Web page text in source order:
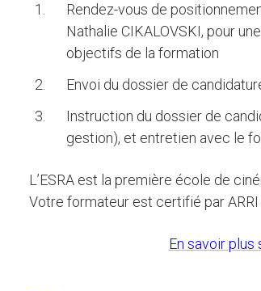
Rendez-vous de
Nathalie CIKALOVSKI, pour
objectifs de la formation
Envoi du dossier de
Instruction du dossier de
gestion), et entretien avec le
L’ESRA est la première école de
Votre formateur est certifié par
En savoir